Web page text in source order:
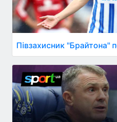
Півзахисник "Брайтона"